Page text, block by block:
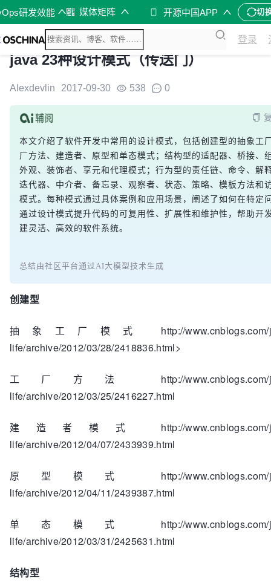
研发效能 媒体矩阵 开源中国APP 切
登录
java 23种设计模式（传送门）
Alexdevlin 2017-09-30 538 0
本文介绍了软件开发中常用的设计模式，包括创建型的抽象工
厂方法、建造者、原型和单态模式；结构型的适配器、桥接、
外观、装饰者、享元和代理模式；行为型的责任链、命令、解
迭代器、中介者、备忘录、观察者、状态、策略、模板方法和
模式。每种模式通过具体案例和应用场景，阐述了如何在特定
通过设计模式提升代码的可复用性、扩展性和维护性，帮助开
建灵活、高效的软件系统。
总结由社区平台通过AI大模型技术生成
创建型
抽象工厂模式 http://www.cnblogs.com/
life/archive/2012/03/28/2418836.html>
工厂方法 http://www.cnblogs.com/
life/archive/2012/03/25/2416227.html
建造者模式 http://www.cnblogs.com/
life/archive/2012/04/07/2433939.html
原型模式 http://www.cnblogs.com/
life/archive/2012/04/11/2439387.html
单态模式 http://www.cnblogs.com/
life/archive/2012/03/31/2425631.html
结构型